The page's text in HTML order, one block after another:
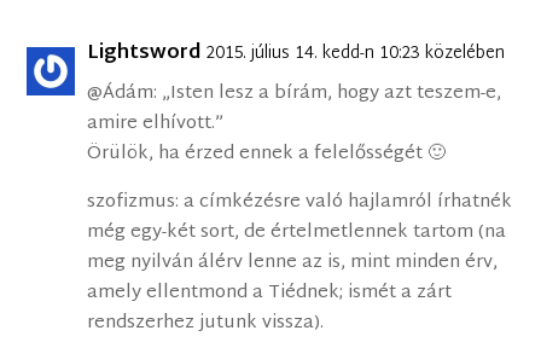
Lightsword 2015. július 14. kedd-n 10:23 közelében
@Ádám: „Isten lesz a bírám, hogy azt teszem-e,
amire elhívott.”
Örülök, ha érzed ennek a felelősségét 🙂
szofizmus: a címkézésre való hajlamról írhatnék
még egy-két sort, de értelmetlennek tartom (na
meg nyilván álérv lenne az is, mint minden érv,
amely ellentmond a Tiédnek; ismét a zárt
rendszerhez jutunk vissza).